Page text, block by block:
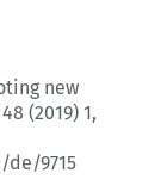
new
(2019) 1,
9715